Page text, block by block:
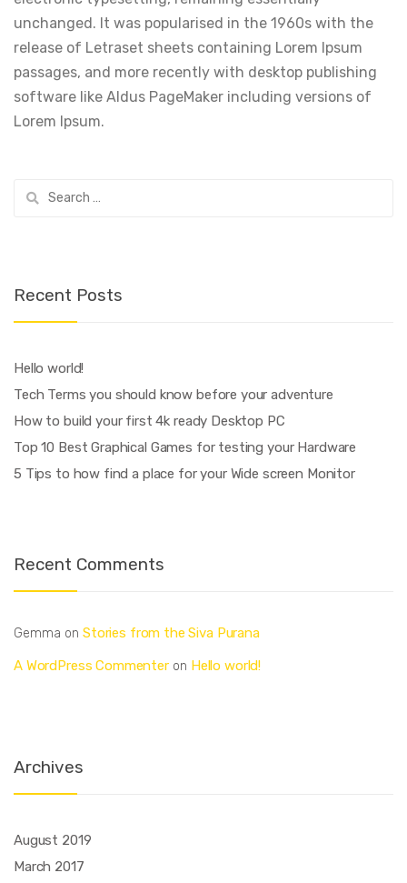
unchanged. It was popularised in the 1960s with the
release of Letraset sheets containing Lorem Ipsum
passages, and more recently with desktop publishing
software like Aldus PageMaker including versions of
Lorem Ipsum.
for:
Recent Posts
Hello world!
Tech Terms you should know before your adventure
How to build your first 4k ready Desktop PC
Top 10 Best Graphical Games for testing your Hardware
5 Tips to how find a place for your Wide screen Monitor
Recent Comments
Gemma on Stories from the Siva Purana
A WordPress Commenteron Hello world!
Archives
August 2019
March 2017